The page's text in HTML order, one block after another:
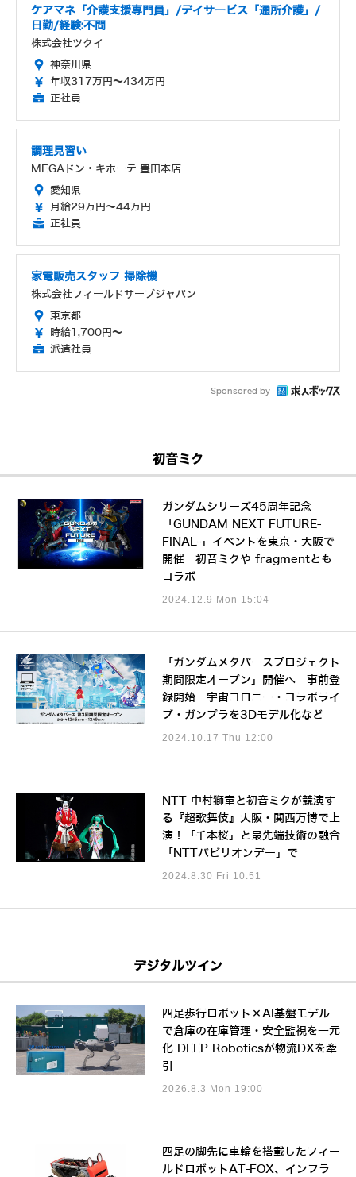
ケアマネ「介護支援専門員」/デイサービス「通所介護」/
日勤/経験:不問
株式会社ツクイ
神奈川県
年収317万円～434万円
正社員
調理見習い
MEGAドン・キホーテ 豊田本店
愛知県
月給29万円～44万円
正社員
家電販売スタッフ 掃除機
株式会社フィールドサーブジャパン
東京都
時給1,700円～
派遣社員
Sponsored by
初音ミク
ガンダムシリーズ45周年記念
「GUNDAM NEXT FUTURE-
FINAL-」イベントを東京・大阪で
開催 初音ミクや fragmentとも
コラボ
2024.12.9 Mon 15:04
「ガンダムメタバースプロジェクト
期間限定オープン」開催へ 事前登
録開始 宇宙コロニー・コラボライ
ブ・ガンプラを3Dモデル化など
2024.10.17 Thu 12:00
NTT 中村獅童と初音ミクが競演す
る『超歌舞伎』大阪・関西万博で上
演！「千本桜」と最先端技術の融合
「NTTパビリオンデー」で
2024.8.30 Fri 10:51
デジタルツイン
四足歩行ロボット×AI基盤モデル
で倉庫の在庫管理・安全監視を一元
化 DEEP Roboticsが物流DXを牽
引
2026.8.3 Mon 19:00
四足の脚先に車輪を搭載したフィー
ルドロボットAT-FOX、インフラ